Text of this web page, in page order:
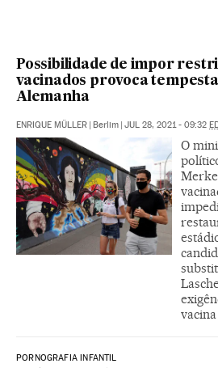
Possibilidade de impor
vacinados provoca
Alemanha
ENRIQUE MÜLLER Berlim JUL 28, 2021 - 09:32
O
vacina
PORNOGRAFIA INFANTIL